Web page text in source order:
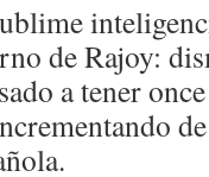
de Rajoy:
a tener